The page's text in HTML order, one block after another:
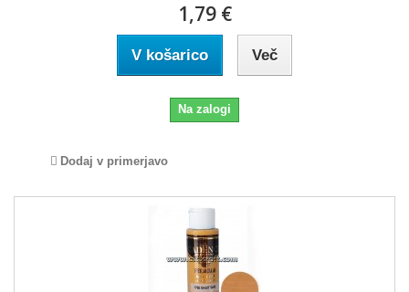
1,79 €
V košarico Več
Na zalogi
Dodaj v primerjavo